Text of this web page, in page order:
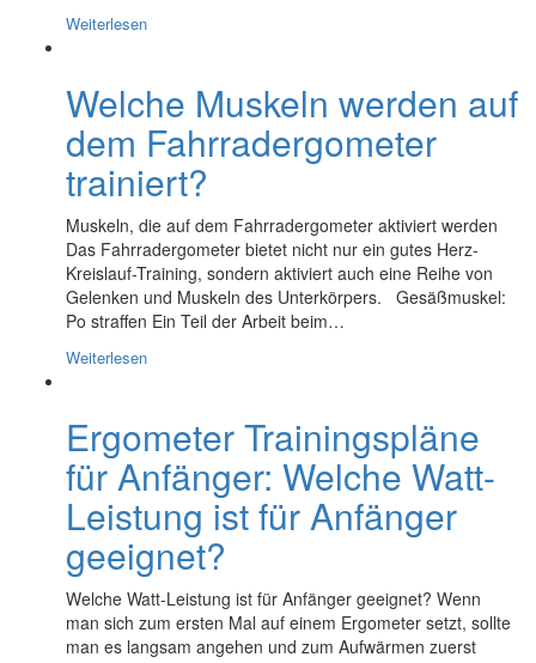
Weiterlesen
Welche Muskeln werden auf
dem Fahrradergometer
trainiert?
Muskeln, die auf dem Fahrradergometer aktiviert werden
Das Fahrradergometer bietet nicht nur ein gutes Herz-
Kreislauf-Training, sondern aktiviert auch eine Reihe von
Gelenken und Muskeln des Unterkörpers. Gesäßmuskel:
Po straffen Ein Teil der Arbeit beim…
Weiterlesen
Ergometer Trainingspläne
für Anfänger: Welche Watt-
Leistung ist für Anfänger
geeignet?
Welche Watt-Leistung ist für Anfänger geeignet? Wenn
man sich zum ersten Mal auf einem Ergometer setzt, sollte
man es langsam angehen und zum Aufwärmen zuerst